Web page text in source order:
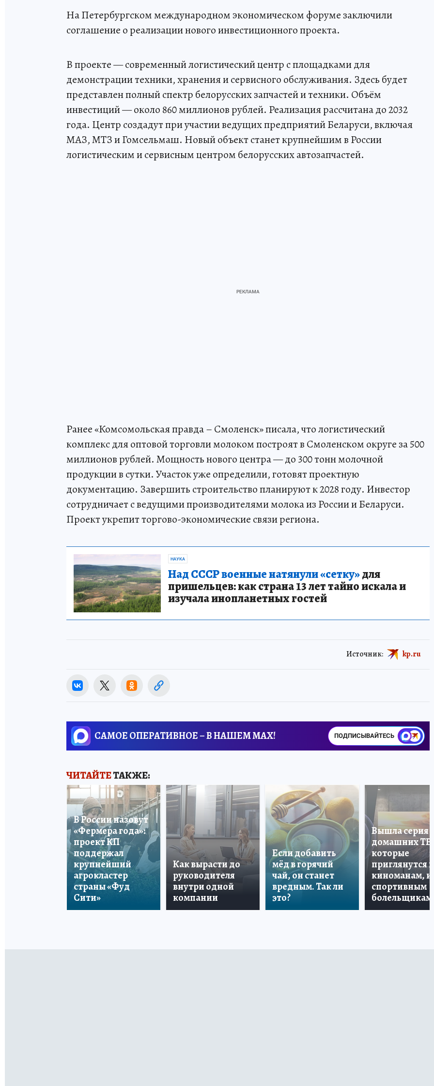
На Петербургском международном экономическом форуме заключили
соглашение о реализации нового инвестиционного проекта.
В проекте — современный логистический центр с площадками для
демонстрации техники, хранения и сервисного обслуживания. Здесь будет
представлен полный спектр белорусских запчастей и техники. Объём
инвестиций — около 860 миллионов рублей. Реализация рассчитана до 2032
года. Центр создадут при участии ведущих предприятий Беларуси, включая
МАЗ, МТЗ и Гомсельмаш. Новый объект станет крупнейшим в России
логистическим и сервисным центром белорусских автозапчастей.
Ранее «Комсомольская правда – Смоленск» писала, что логистический
комплекс для оптовой торговли молоком построят в Смоленском округе за 500
миллионов рублей. Мощность нового центра — до 300 тонн молочной
продукции в сутки. Участок уже определили, готовят проектную
документацию. Завершить строительство планируют к 2028 году. Инвестор
сотрудничает с ведущими производителями молока из России и Беларуси.
Проект укрепит торгово-экономические связи региона.
НАУКА
Над СССР военные натянули «сетку»для
пришельцев: как страна 13 лет тайно искала и
изучала инопланетных гостей
Источник: kp.ru
САМОЕ ОПЕРАТИВНОЕ – В НАШЕМ MAX! ПОДПИСЫВАЙТЕСЬ
ЧИТАЙТЕТАКЖЕ:
В России назовут
«Фермера года»:
проект КП
поддержал
крупнейший
агрокластер
страны «Фуд
Сити»
Как вырасти до
руководителя
внутри одной
компании
Если добавить
мёд в горячий
чай, он станет
вредным. Так ли
это?
Вышла серия
домашних ТВ,
которые
приглянутся и
киноманам, и
спортивным
болельщикам